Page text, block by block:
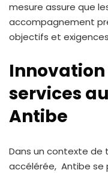
mesure assure que
accompagnement
objectifs et
services
Antibe
Dans un contexte de
accélérée, Antibe